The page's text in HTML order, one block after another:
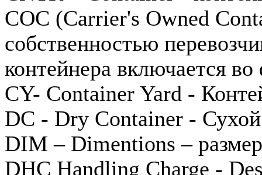
COC (Сarrier's Оwned
собственностью
контейнера включается
CY- Container Yard -
DC - Dry Container -
DIM – Dimentions –
DHC Handling Charge -